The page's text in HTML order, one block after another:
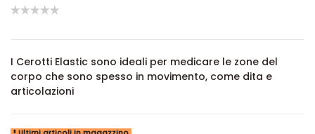
I Cerotti Elastic sono ideali per medicare le zone del
corpo che sono spesso in movimento, come dita e
articolazioni